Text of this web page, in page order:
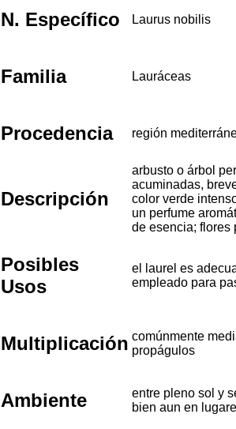
N. Específico Laurus nobilis
Familia Lauráceas
Procedencia región
Descripción
arbusto o árbol
acuminadas,
color verde
un perfume
de esencia; flores
Posibles
Usos
el laurel es
empleado para
Multiplicación comúnmente
propágulos
Ambiente
entre pleno sol y
bien aun en